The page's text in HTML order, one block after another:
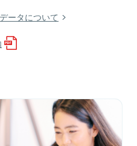
ータについて